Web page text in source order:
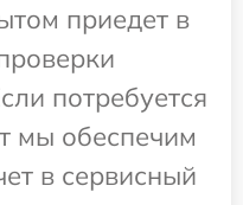
приедет в
потребуется
мы обеспечим
в сервисный